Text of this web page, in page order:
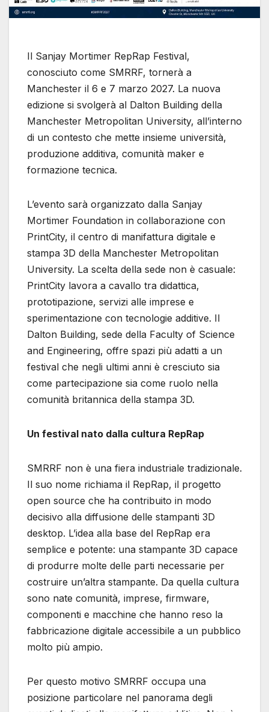
Il Sanjay Mortimer RepRap Festival,
conosciuto come SMRRF, tornerà a
Manchester il 6 e 7 marzo 2027. La nuova
edizione si svolgerà al Dalton Building della
Manchester Metropolitan University, all’interno
di un contesto che mette insieme università,
produzione additiva, comunità maker e
formazione tecnica.
L’evento sarà organizzato dalla Sanjay
Mortimer Foundation in collaborazione con
PrintCity, il centro di manifattura digitale e
stampa 3D della Manchester Metropolitan
University. La scelta della sede non è casuale:
PrintCity lavora a cavallo tra didattica,
prototipazione, servizi alle imprese e
sperimentazione con tecnologie additive. Il
Dalton Building, sede della Faculty of Science
and Engineering, offre spazi più adatti a un
festival che negli ultimi anni è cresciuto sia
come partecipazione sia come ruolo nella
comunità britannica della stampa 3D.
Un festival nato dalla cultura RepRap
SMRRF non è una fiera industriale tradizionale.
Il suo nome richiama il RepRap, il progetto
open source che ha contribuito in modo
decisivo alla diffusione delle stampanti 3D
desktop. L’idea alla base del RepRap era
semplice e potente: una stampante 3D capace
di produrre molte delle parti necessarie per
costruire un’altra stampante. Da quella cultura
sono nate comunità, imprese, firmware,
componenti e macchine che hanno reso la
fabbricazione digitale accessibile a un pubblico
molto più ampio.
Per questo motivo SMRRF occupa una
posizione particolare nel panorama degli